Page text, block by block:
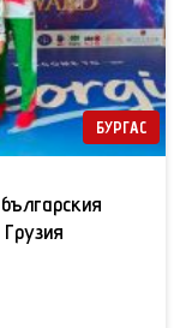
БУРГАС